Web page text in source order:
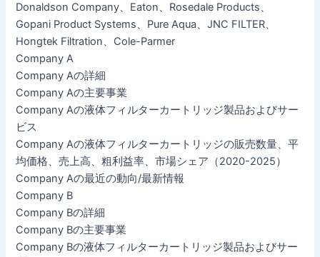
Donaldson Company、Eaton、Rosedale Products、
Gopani Product Systems、Pure Aqua、JNC FILTER、
Hongtek Filtration、Cole-Parmer
Company A
Company Aの詳細
Company Aの主要事業
Company Aの液体フィルターカートリッジ製品およびサー
ビス
Company Aの液体フィルターカートリッジの販売数量、平
均価格、売上高、粗利益率、市場シェア（2020-2025）
Company Aの最近の動向/最新情報
Company B
Company Bの詳細
Company Bの主要事業
Company Bの液体フィルターカートリッジ製品およびサー